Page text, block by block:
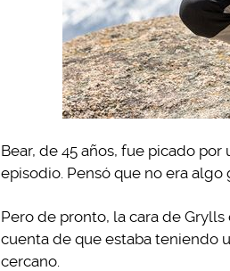
Bear, de 45 años, fue picado
episodio. Pensó que no era
Pero de pronto, la cara de
cuenta de que estaba teniendo
cercano.